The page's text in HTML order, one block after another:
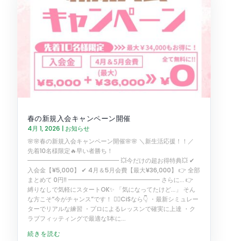
春の新規入会キャンペーン開催
4月 1, 2026 | お知らせ
🌸🌸春の新規入会キャンペーン開催🌸🌸 ＼新生活応援！！／
先着10名様限定🔥早い者勝ち！
━━━━━━━━━━━━━━━ 💥今だけの超お得特典💥 ✔
入会金【¥5,000】 ✔ 4月＆5月会費【最大¥36,000】 👉 全部
まとめて 0円‼️ ━━━━━━━━━━━━━━━ さらに… 👉
縛りなしで気軽にスタートOK✨ 「気になってたけど…」 そん
な方こそ“今がチャンス”です！ 🏌️‍♂️CiSなら👇 ・最新シミュレー
ターでリアルな練習 ・プロによるレッスンで確実に上達 ・ク
ラブフィッティングで最適な1本に...
続きを読む